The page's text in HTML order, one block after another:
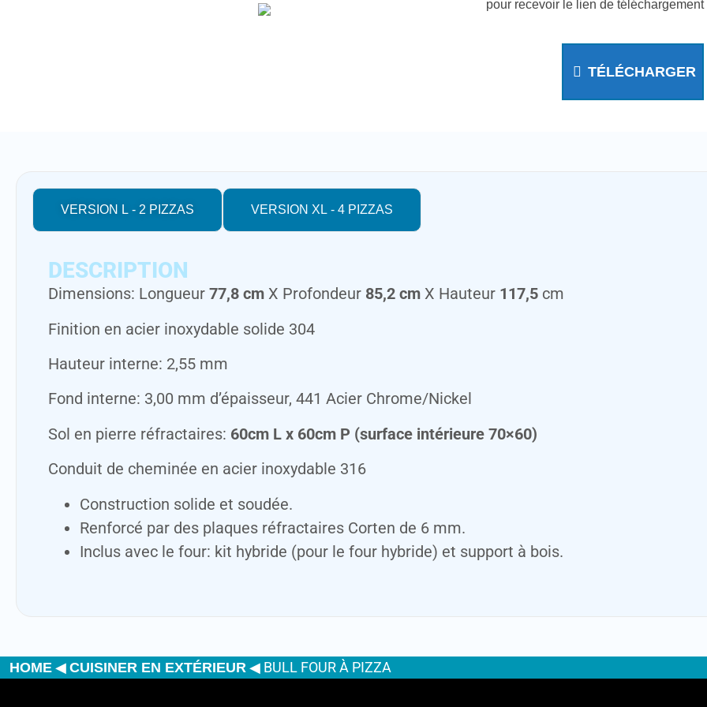
pour recevoir le lien de
TÉLÉCHARGER
VERSION L - 2 PIZZAS VERSION XL - 4 PIZZAS
DESCRIPTION
Dimensions: Longueur 77,8 cm X Profondeur 85,2 cm X Hauteur 117,5 cm
Finition en acier inoxydable solide 304
Hauteur interne: 2,55 mm
Fond interne: 3,00 mm d’épaisseur, 441 Acier Chrome/Nickel
Sol en pierre réfractaires: 60cm L x 60cm P (surface intérieure 70×60)
Conduit de cheminée en acier inoxydable 316
Construction solide et soudée.
Renforcé par des plaques réfractaires Corten de 6 mm.
Inclus avec le four: kit hybride (pour le four hybride) et support à bois.
HOME ◀ CUISINER EN EXTÉRIEUR ◀ BULL FOUR À PIZZA